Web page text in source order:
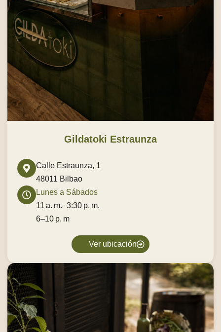
Gildatoki Estraunza
Calle Estraunza, 1
48011 Bilbao
Lunes a Sábados
11 a. m.–3:30 p. m.
6–10 p. m
Ver ubicación